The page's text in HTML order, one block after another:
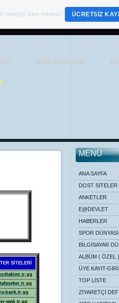
KOD DÜNYASI
SİTELERİ
bank.tr.gg
web.tr.gg
MENÜ
ANA SAYFA
DOST SİTELER
ANKETLER
E@DEVLET
HABERLER
SPOR DÜNYASI
BİLGİSAYAR
ALBÜM ( ÖZEL )
ÜYE KAYIT-
TOP LİSTE
ZİYARETÇİ
sitenizi ister misiniz? ÜCRETSIZ